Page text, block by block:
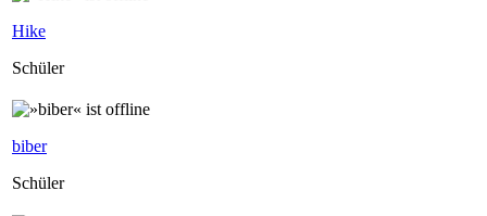
Hike
Schüler
biber
Schüler